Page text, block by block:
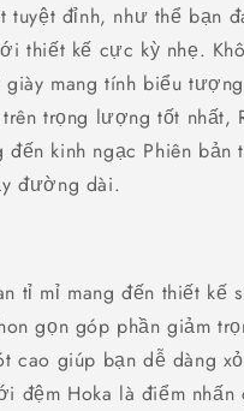
tuyệt đỉnh, như thể bạn
thiết kế cực kỳ nhẹ.
mang tính biểu
trọng lượng tốt nhất,
đến kinh ngạc Phiên
đường dài.
tỉ mỉ mang đến thiết kế
gọn góp phần giảm
cao giúp bạn dễ dàng
đệm Hoka là điểm nhấn